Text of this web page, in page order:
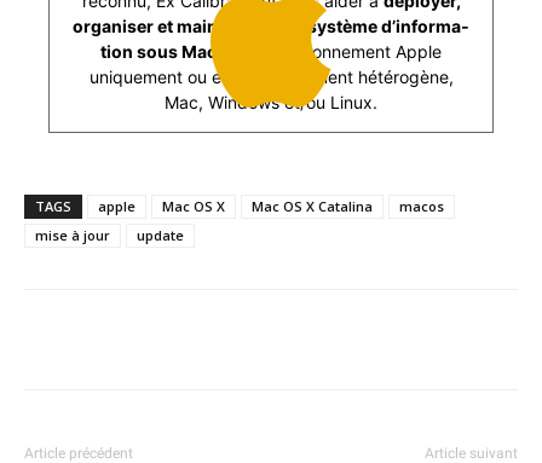
organ­is­er et main­tenir votre sys­tème d’in­for­ma­
tion sous Mac OS
en envi­ron­nement Apple
unique­ment ou en envi­ron­nement hétérogène,
Mac, Win­dows et/ou Linux.
TAGS apple Mac OS X Mac OS X Catalina
macos
mise à jour
update
Article précédent Article suivant